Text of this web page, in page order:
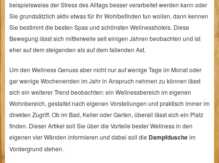
beispielsweise der Stress des Alltags besser verarbeitet werden kann oder
Sie grundsätzlich aktiv etwas für Ihr Wohlbefinden tun wollen, dann kennen
Sie bestimmt die besten Spas und schönsten Wellnesshotels. Diese
Bewegung lässt sich mittlerweile seit einigen Jahren beobachten und ist
eher auf dem steigenden als auf dem fallenden Ast.
Um den Wellness Genuss aber nicht nur auf wenige Tage im Monat oder
gar wenige Wochenenden im Jahr in Anspruch nehmen zu können lässt
sich ein weiterer Trend beobachten: ein Wellnessbereich im eigenen
Wohnbereich, gestaltet nach eigenen Vorstellungen und praktisch immer im
direkten Zugriff. Ob im Bad, Keller oder Garten, überall lässt sich ein Platz
finden. Dieser Artikel soll Sie über die Vorteile bester Wellness in den
eigenen vier Wänden informieren und dabei soll die Dampfduscheim
Vordergrund stehen.